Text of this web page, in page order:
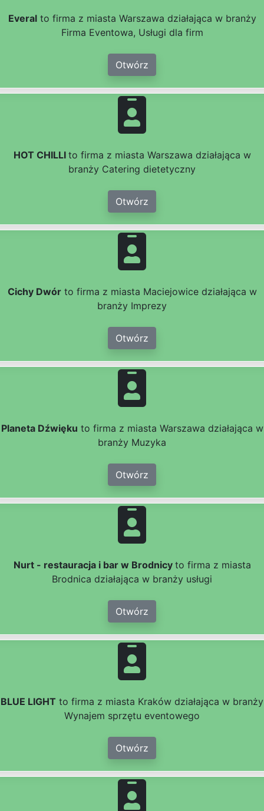
Everalto firma z miasta Warszawa działająca w branży
Firma Eventowa, Usługi dla firm
Otwórz
HOT CHILLI to firma z miasta Warszawa działająca w
branży Catering dietetyczny
Otwórz
Cichy Dwórto firma z miasta Maciejowice działająca w
branży Imprezy
Otwórz
Planeta Dźwięku to firma z miasta Warszawa działająca w
branży Muzyka
Otwórz
Nurt - restauracja i bar w Brodnicy to firma z miasta
Brodnica działająca w branży usługi
Otwórz
BLUE LIGHT to firma z miasta Kraków działająca w branży
Wynajem sprzętu eventowego
Otwórz